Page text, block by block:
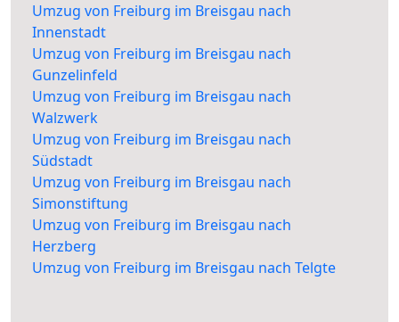
Umzug von Freiburg im Breisgau nach
Innenstadt
Umzug von Freiburg im Breisgau nach
Gunzelinfeld
Umzug von Freiburg im Breisgau nach
Walzwerk
Umzug von Freiburg im Breisgau nach
Südstadt
Umzug von Freiburg im Breisgau nach
Simonstiftung
Umzug von Freiburg im Breisgau nach
Herzberg
Umzug von Freiburg im Breisgau nach Telgte